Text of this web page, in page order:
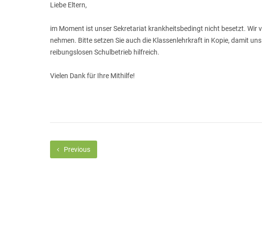
Liebe Eltern,
im Moment ist unser Sekretariat krankheitsbedingt nicht besetzt. Wir
nehmen. Bitte setzen Sie auch die Klassenlehrkraft in Kopie, damit
reibungslosen Schulbetrieb hilfreich.
Vielen Dank für Ihre Mithilfe!
Previous